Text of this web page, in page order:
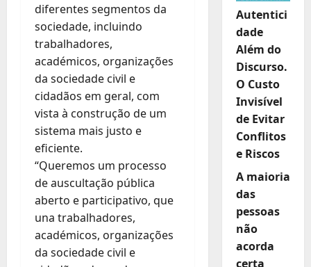
diferentes segmentos da
sociedade, incluindo
trabalhadores,
académicos, organizações
da sociedade civil e
cidadãos em geral, com
vista à construção de um
sistema mais justo e
eficiente.
“Queremos um processo
de auscultação pública
aberto e participativo, que
una trabalhadores,
académicos, organizações
da sociedade civil e
Autentici
dade
Além do
Discurso.
O Custo
Invisível
de Evitar
Conflitos
e Riscos
A maioria
das
pessoas
não
acorda
certa